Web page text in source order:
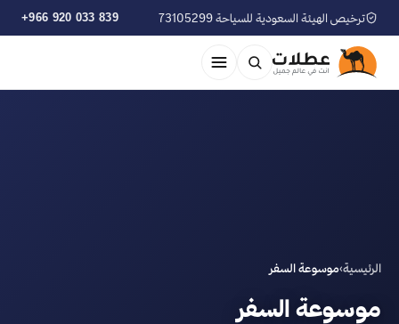
ترخيص الهيئة السعودية للسياحة 73105299 +966 920 033 839
الرئيسية›موسوعة السفر
موسوعة السفر